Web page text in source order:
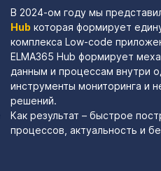
В 2024-ом году мы
Hub которая формирует
комплекса Low-code
ELMA365 Hub формирует
данным и процессам внутри
инструменты мониторинга и
решений.
Как результат – быстрое
процессов, актуальность и